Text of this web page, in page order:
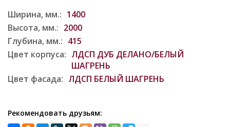
Ширина, мм.: 1400
Высота, мм.: 2000
Глубина, мм.: 415
Цвет корпуса: ЛДСП ДУБ ДЕЛАНО/БЕЛЫЙ
ШАГРЕНЬ
Цвет фасада: ЛДСП БЕЛЫЙ ШАГРЕНЬ
Рекомендовать друзьям: